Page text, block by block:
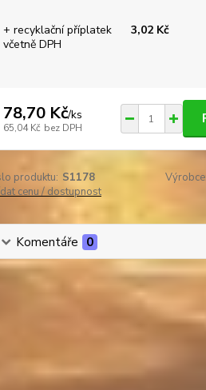
+ recyklační příplatek
včetně DPH
3,02 Kč
78,70 Kč/ks
65,04 Kč bez DPH
produktu: S1178 Výrobce:
cenu / dostupnost
Komentáře 0